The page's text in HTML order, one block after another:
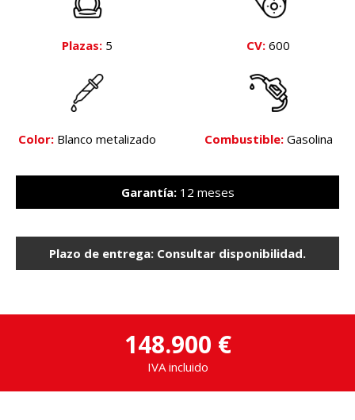
Plazas:5 CV: 600
Color:Blanco metalizado Combustible:Gasolina
Garantía:12 meses
Plazo de entrega: Consultar disponibilidad.
148.900 €
IVA incluido